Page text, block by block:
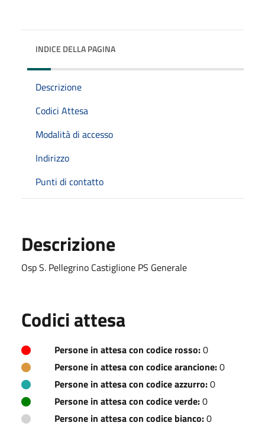
INDICE DELLA PAGINA
Descrizione
Codici Attesa
Modalità di accesso
Indirizzo
Punti di contatto
Descrizione
Osp S. Pellegrino Castiglione PS Generale
Codici attesa
Persone in attesa con codice rosso:0
Persone in attesa con codice arancione:0
Persone in attesa con codice azzurro:0
Persone in attesa con codice verde:0
Persone in attesa con codice bianco:0